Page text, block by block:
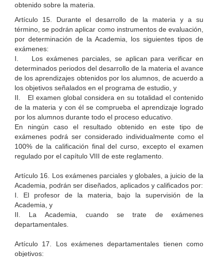
obtenido sobre la materia.
Artículo 15. Durante el desarrollo de la materia y a su
término, se podrán aplicar como instrumentos de evaluación,
por determinación de la Academia, los siguientes tipos de
exámenes:
I. Los exámenes parciales, se aplican para verificar en
determinados periodos del desarrollo de la materia el avance
de los aprendizajes obtenidos por los alumnos, de acuerdo a
los objetivos señalados en el programa de estudio, y
II. El examen global considera en su totalidad el contenido
de la materia y con él se comprueba el aprendizaje logrado
por los alumnos durante todo el proceso educativo.
En ningún caso el resultado obtenido en este tipo de
exámenes podrá ser considerado individualmente como el
100% de la calificación final del curso, excepto el examen
regulado por el capítulo VIII de este reglamento.
Artículo 16. Los exámenes parciales y globales, a juicio de la
Academia, podrán ser diseñados, aplicados y calificados por:
I. El profesor de la materia, bajo la supervisión de la
Academia, y
II. La Academia, cuando se trate de exámenes
departamentales.
Artículo 17. Los exámenes departamentales tienen como
objetivos: